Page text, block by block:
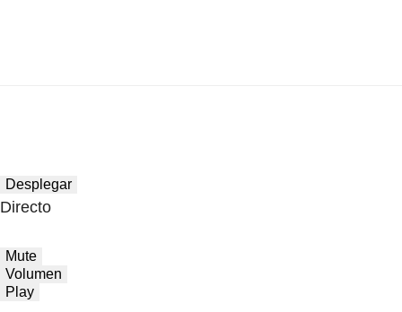
Desplegar
Directo
Mute
Volumen
Play